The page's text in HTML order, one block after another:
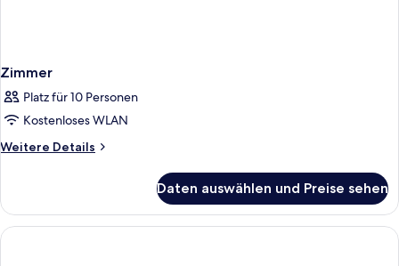
Zimmer
Platz für 10 Personen
Kostenloses WLAN
Weitere Details
Weitere
Daten auswählen und Preise sehen